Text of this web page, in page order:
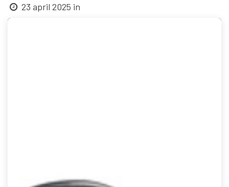
23 april 2025 in